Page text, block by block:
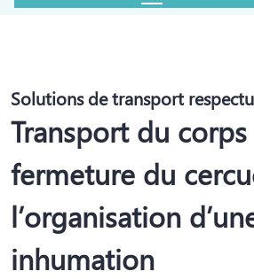
Solutions de transport
Transport du
fermeture du
l’organisation
inhumation